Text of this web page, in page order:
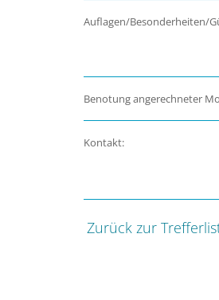
Auflagen/Besonderheiten/
Benotung angerechneter
Kontakt:
Zurück zur